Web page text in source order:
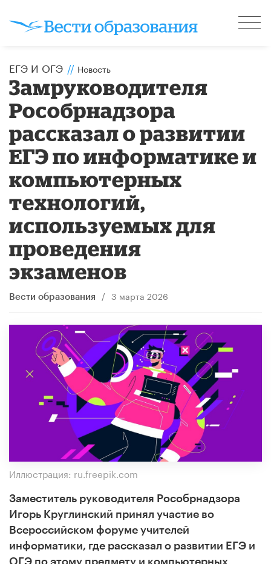
ЕГЭ И ОГЭ // Новость
Замруководителя
Рособрнадзора
рассказал о развитии
ЕГЭ по информатике и
компьютерных
технологий,
используемых для
проведения
экзаменов
Вести образования / 3 марта 2026
Иллюстрация: ru.freepik.com
Заместитель руководителя Рособрнадзора
Игорь Круглинский принял участие во
Всероссийском форуме учителей
информатики, где рассказал о развитии ЕГЭ и
ОГЭ по этому предмету и компьютерных